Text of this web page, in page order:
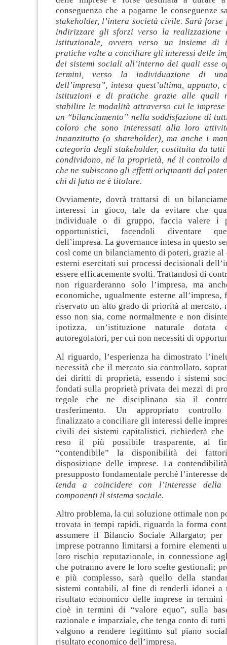
conseguenza che a pagarne le conseguenze
stakeholder, l’intera società civile. Sarà forse
indirizzare gli sforzi verso la realizzazione
istituzionale, ovvero verso un insieme
pratiche volte a conciliare gli interessi delle
dei sistemi sociali all’interno dei quali esse
termini, verso la individuazione di una
dell’impresa”, intesa quest’ultima, appunto,
istituzioni e di pratiche grazie alle quali
stabilire le modalità attraverso cui le imprese
un “bilanciamento” nella soddisfazione di
coloro che sono interessati alla loro
innanzitutto (o shareholder), ma anche i
categoria degli stakeholder, costituita da
condividono, né la proprietà, né il controllo
che ne subiscono gli effetti originanti dal
chi di fatto ne è titolare.
Ovviamente, dovrà trattarsi di un
interessi in gioco, tale da evitare che
individuale o di gruppo, faccia valere i
opportunistici, facendoli diventare
dell’impresa. La governance intesa in questo
così come un bilanciamento di poteri, grazie
esterni esercitati sui processi decisionali
essere efficacemente svolti. Trattandosi di
non riguarderanno solo l’impresa, ma
economiche, ugualmente esterne
riservato un alto grado di priorità al mercato,
esso non sia, come normalmente e non
ipotizza, un’istituzione naturale dotata
autoregolatori, per cui non necessiti di
Al riguardo, l’esperienza ha dimostrato
necessità che il mercato sia controllato,
dei diritti di proprietà, essendo i sistemi
fondati sulla proprietà privata dei mezzi di
regole che ne disciplinano sia il
trasferimento. Un appropriato
finalizzato a conciliare gli interessi delle
civili dei sistemi capitalistici, richiederà
reso il più possibile trasparente, al
“contendibile” la disponibilità dei
disposizione delle imprese. La
presupposto fondamentale perché l’interesse
tenda a coincidere con l’interesse della
componenti il sistema sociale.
Altro problema, la cui soluzione ottimale non
trovata in tempi rapidi, riguarda la forma
assumere il Bilancio Sociale Allargato;
imprese potranno limitarsi a fornire elementi
loro rischio reputazionale, in connessione
che potranno avere le loro scelte gestionali;
e più complesso, sarà quello della
sistemi contabili, al fine di renderli idonei a
risultato economico delle imprese in
cioè in termini di “valore equo”, sulla
razionale e imparziale, che tenga conto di
valgono a rendere legittimo sul piano
risultato economico dell’impresa.